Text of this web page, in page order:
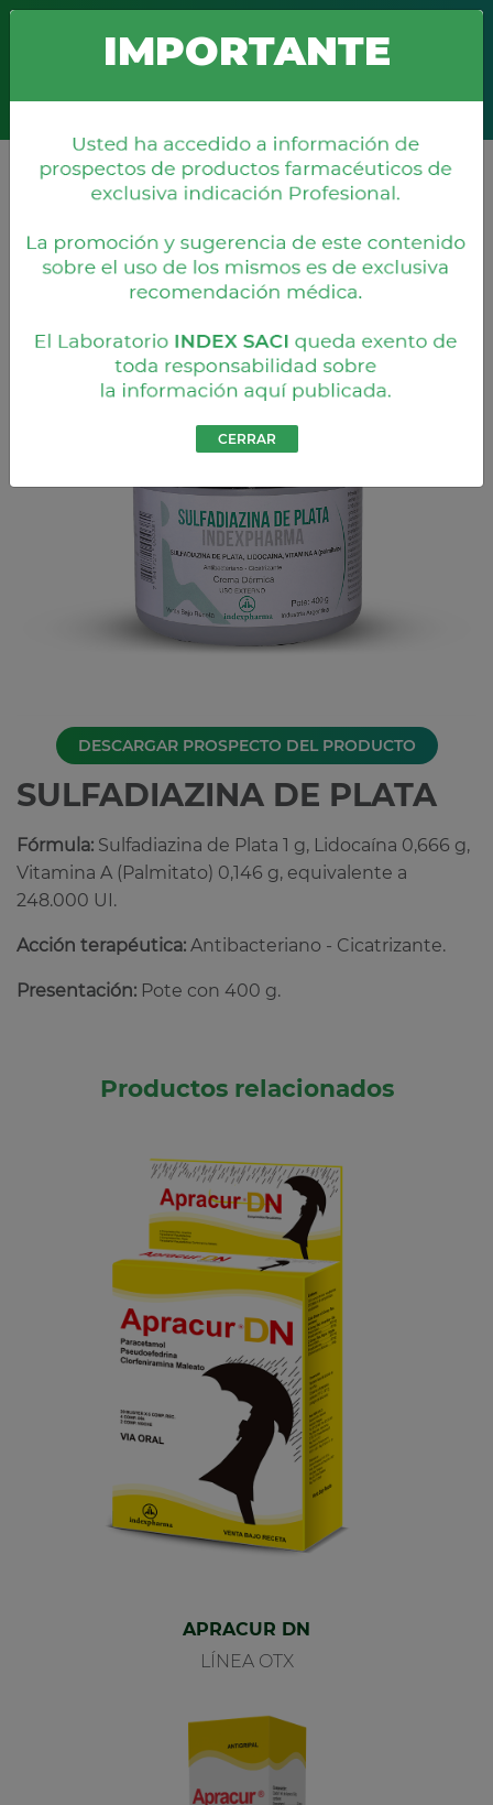
IMPORTANTE
CERRAR
DESCARGAR PROSPECTO DEL PRODUCTO
SULFADIAZINA DE PLATA
Fórmula: Sulfadiazina de Plata 1 g, Lidocaína 0,666 g,
Vitamina A (Palmitato) 0,146 g, equivalente a
248.000 UI.
Acción terapéutica: Antibacteriano - Cicatrizante.
Presentación: Pote con 400 g.
Productos relacionados
APRACUR DN
LÍNEA OTX